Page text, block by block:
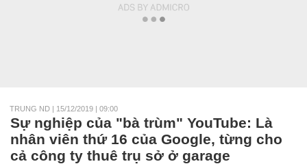
TRUNG ND | 15/12/2019 | 09:00
Sự nghiệp của "bà trùm" YouTube: Là
nhân viên thứ 16 của Google, từng cho
cả công ty thuê trụ sở ở garage